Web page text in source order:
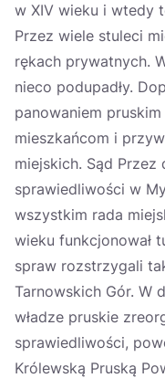
w XIV wieku i wtedy
Przez wiele stuleci
rękach prywatnych.
nieco podupadły.
panowaniem
mieszkańcom i
miejskich. Sąd Przez
sprawiedliwości w
wszystkim rada
wieku funkcjonował
spraw rozstrzygali
Tarnowskich Gór. W
władze pruskie
sprawiedliwości,
Królewską Pruską